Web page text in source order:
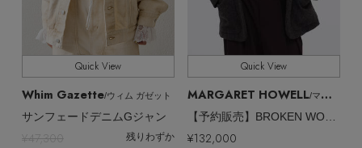
Quick View
MARGARET HOWELL/マーガレット・ハウエル
【予約販売】BROKEN WOOL HERRINGBONE JACKET
¥132,000
Quick View
Whim Gazette/ウィム ガゼット
サンフェードデニムGジャン
¥47,300 残りわずか